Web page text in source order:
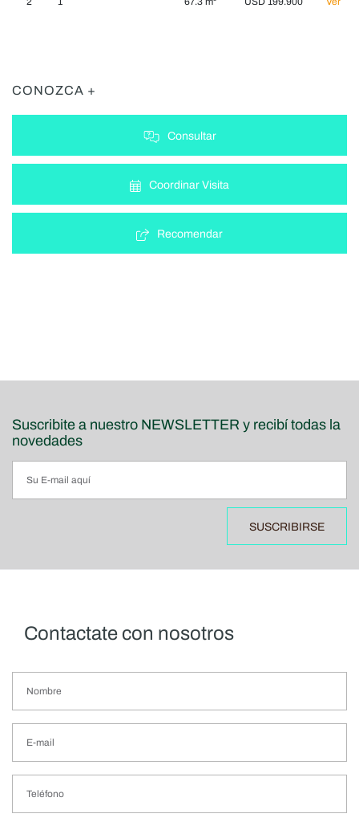
CONOZCA +
Consultar
Coordinar Visita
Recomendar
Suscribite a nuestro NEWSLETTER y recibí todas la
novedades
SUSCRIBIRSE
Contactate con nosotros